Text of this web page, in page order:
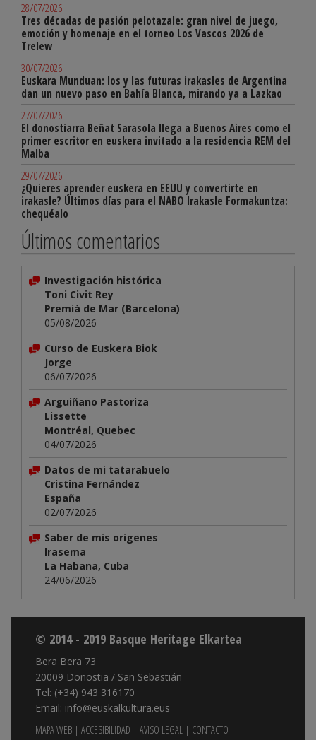
28/07/2026
Tres décadas de pasión pelotazale: gran nivel de juego,
emoción y homenaje en el torneo Los Vascos 2026 de
Trelew
30/07/2026
Euskara Munduan: los y las futuras irakasles de Argentina
dan un nuevo paso en Bahía Blanca, mirando ya a Lazkao
27/07/2026
El donostiarra Beñat Sarasola llega a Buenos Aires como el
primer escritor en euskera invitado a la residencia REM del
Malba
29/07/2026
¿Quieres aprender euskera en EEUU y convertirte en
irakasle? Últimos días para el NABO Irakasle Formakuntza:
chequéalo
Últimos comentarios
Investigación histórica
Toni Civit Rey
Premià de Mar (Barcelona)
05/08/2026
Curso de Euskera Biok
Jorge
06/07/2026
Arguiñano Pastoriza
Lissette
Montréal, Quebec
04/07/2026
Datos de mi tatarabuelo
Cristina Fernández
España
02/07/2026
Saber de mis origenes
Irasema
La Habana, Cuba
24/06/2026
© 2014 - 2019 Basque Heritage Elkartea
Bera Bera 73
20009 Donostia / San Sebastián
Tel: (+34) 943 316170
Email: info@euskalkultura.eus
MAPA WEB | ACCESIBILIDAD | AVISO LEGAL | CONTACTO